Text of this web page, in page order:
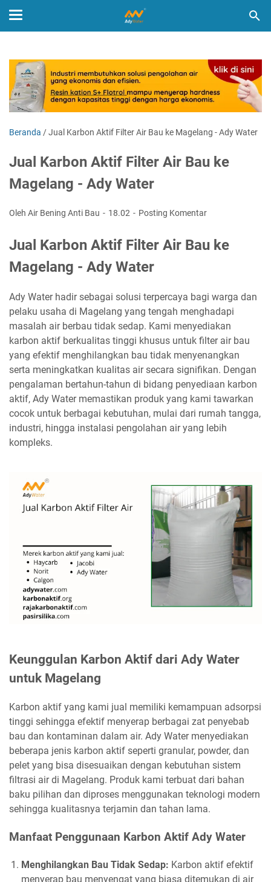
Beranda /Jual Karbon Aktif Filter Air Bau ke Magelang - Ady Water
Jual Karbon Aktif Filter Air Bau ke
Magelang - Ady Water
Oleh Air Bening Anti Bau 18.02 Posting Komentar
Jual Karbon Aktif Filter Air Bau ke
Magelang - Ady Water
Ady Water hadir sebagai solusi terpercaya bagi warga dan
pelaku usaha di Magelang yang tengah menghadapi
masalah air berbau tidak sedap. Kami menyediakan
karbon aktif berkualitas tinggi khusus untuk filter air bau
yang efektif menghilangkan bau tidak menyenangkan
serta meningkatkan kualitas air secara signifikan. Dengan
pengalaman bertahun-tahun di bidang penyediaan karbon
aktif, Ady Water memastikan produk yang kami tawarkan
cocok untuk berbagai kebutuhan, mulai dari rumah tangga,
industri, hingga instalasi pengolahan air yang lebih
kompleks.
Keunggulan Karbon Aktif dari Ady Water
untuk Magelang
Karbon aktif yang kami jual memiliki kemampuan adsorpsi
tinggi sehingga efektif menyerap berbagai zat penyebab
bau dan kontaminan dalam air. Ady Water menyediakan
beberapa jenis karbon aktif seperti granular, powder, dan
pelet yang bisa disesuaikan dengan kebutuhan sistem
filtrasi air di Magelang. Produk kami terbuat dari bahan
baku pilihan dan diproses menggunakan teknologi modern
sehingga kualitasnya terjamin dan tahan lama.
Manfaat Penggunaan Karbon Aktif Ady Water
Menghilangkan Bau Tidak Sedap: Karbon aktif efektif
menyerap bau menyengat yang biasa ditemukan di air